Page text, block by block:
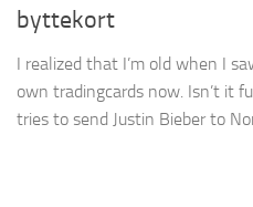
byttekort
I realized that I’m old when I
own tradingcards now. Isn’t it
tries to send Justin Bieber to